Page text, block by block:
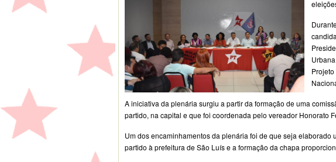
A iniciativa da plenária surgiu a partir da formação de uma
partido, na capital e que foi coordenada pelo vereador Honorato
Um dos encaminhamentos da plenária foi de que seja elaborado
partido à prefeitura de São Luís e a formação da chapa